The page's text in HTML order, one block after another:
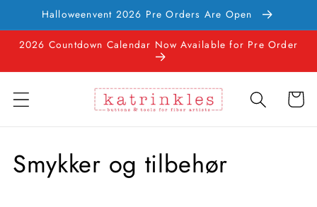
Hopp til
innholdet
Halloweenvent 2026 Pre Orders Are Open
2026 Countdown Calendar Now Available for Pre Order
S
Smykker og tilbehør